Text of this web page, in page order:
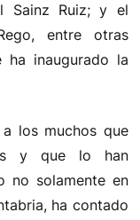
Sainz Ruiz; y el
entre otras
ha inaugurado la
los muchos que
y que lo han
no solamente en
ha contado